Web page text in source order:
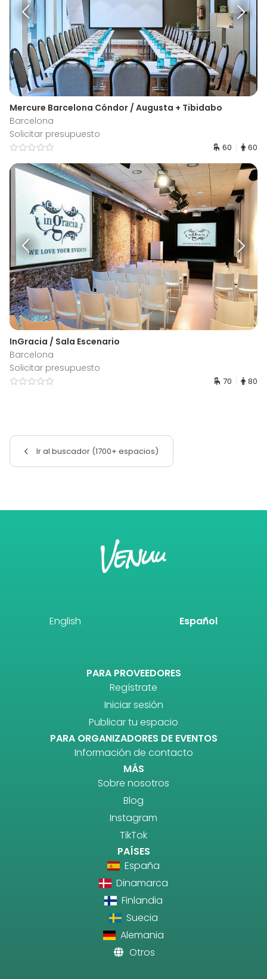
Mercure Barcelona Cóndor / Augusta + Tibidabo
Barcelona
Solicitar presupuesto
60 60
InGracia / Sala Escenario
Barcelona
Solicitar presupuesto
70 80
Ir al buscador (1700+ espacios)
English Español
PARA PROVEEDORES
Regístrate
Iniciar sesión
Publicar tu espacio
PARA ORGANIZADORES DE EVENTOS
Información de contacto
MÁS
Sobre nosotros
Blog
Instagram
TikTok
PAÍSES
España
Dinamarca
Finlandia
Suecia
Alemania
Otros